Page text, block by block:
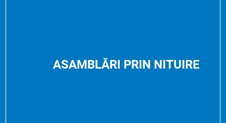
ASAMBLĂRI PRIN NITUIRE